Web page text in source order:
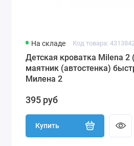
На складе Код товара:
Детская кроватка Milena 2
маятник (автостенка)
Милена 2
395 руб
Купить